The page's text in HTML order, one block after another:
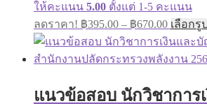
ให้คะแนน 5.00 ตั้งแต่ 1-5 คะแนน
ลดราคา! ฿395.00 – ฿670.00 เลือกรู
แนวข้อสอบ นักวิชาการ